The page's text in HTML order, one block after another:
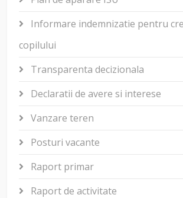
Informare indemnizatie pentru
copilului
Transparenta decizionala
Declaratii de avere si interese
Vanzare teren
Posturi vacante
Raport primar
Raport de activitate